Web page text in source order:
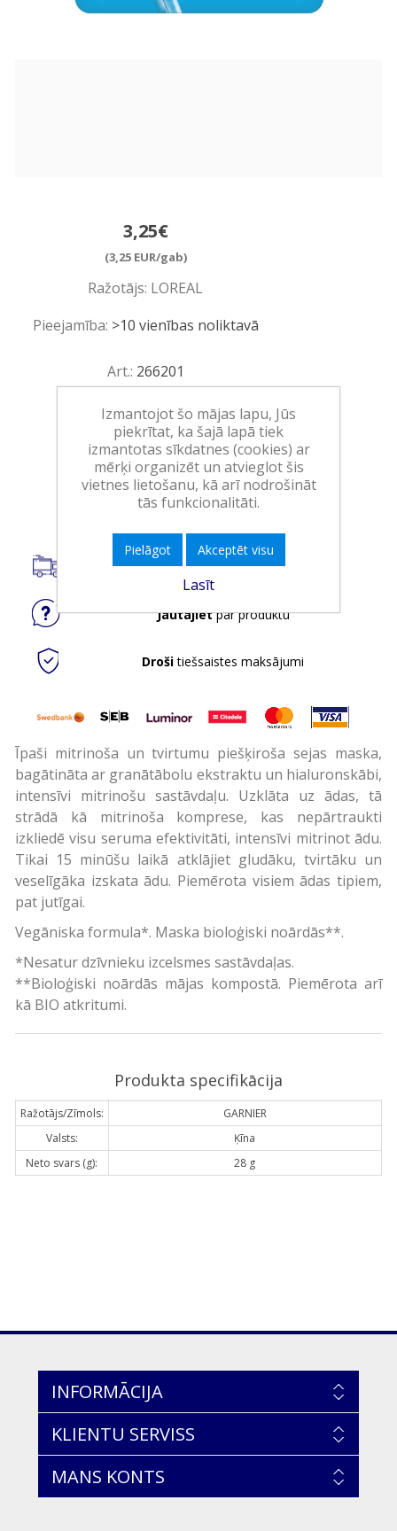
3,25€
(3,25 EUR/gab)
Ražotājs: LOREAL
Pieejamība: >10 vienības noliktavā
Art.: 266201
Iepakojumā:20
Minimālais daudzums:1
Ielikt grozā
Piegāde visā Latvijā.
Jautājietpar produktu
Drošitiešsaistes maksājumi
Īpaši mitrinoša un tvirtumu piešķiroša sejas maska,
bagātināta ar granātābolu ekstraktu un hialuronskābi,
intensīvi mitrinošu sastāvdaļu. Uzklāta uz ādas, tā
strādā kā mitrinoša komprese, kas nepārtraukti
izkliedē visu seruma efektivitāti, intensīvi mitrinot ādu.
Tikai 15 minūšu laikā atklājiet gludāku, tvirtāku un
veselīgāka izskata ādu. Piemērota visiem ādas tipiem,
pat jutīgai.
Vegāniska formula*. Maska bioloģiski noārdās**.
*Nesatur dzīvnieku izcelsmes sastāvdaļas.
**Bioloģiski noārdās mājas kompostā. Piemērota arī
kā BIO atkritumi.
Produkta specifikācija
Ražotājs/Zīmols:
GARNIER
Valsts:
Ķīna
Neto svars (g):
28 g
INFORMĀCIJA
KLIENTU SERVISS
MANS KONTS
Izmantojot šo mājas lapu, Jūs
piekrītat, ka šajā lapā tiek
izmantotas sīkdatnes (cookies) ar
mērķi organizēt un atvieglot šis
vietnes lietošanu, kā arī nodrošināt
tās funkcionalitāti.
Pielāgot Akceptēt visu
Lasīt